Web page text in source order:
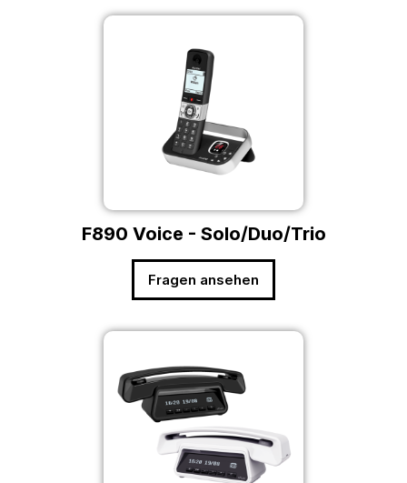
F890 Voice - Solo/Duo/Trio
Fragen ansehen